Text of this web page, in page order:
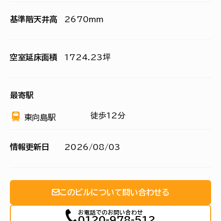
基準階天井高 2670mm
空室延床面積 1724.23坪
最寄駅
東向島駅 徒歩12分
情報更新日 2026/08/03
このビルについて問い合わせる
お電話でのお問い合わせ